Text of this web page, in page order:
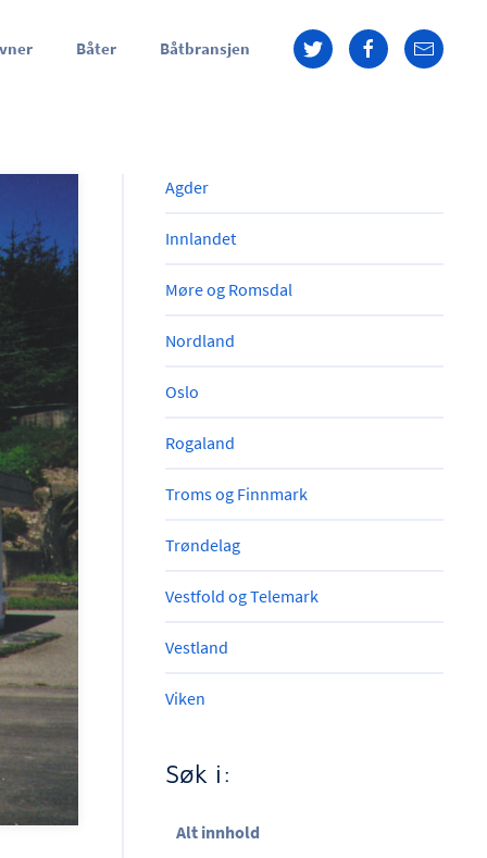
Båter Båtbransjen
Agder
Innlandet
Møre og Romsdal
Nordland
Oslo
Rogaland
Troms og Finnmark
Trøndelag
Vestfold og Telemark
Vestland
Viken
Søk i:
Alt innhold